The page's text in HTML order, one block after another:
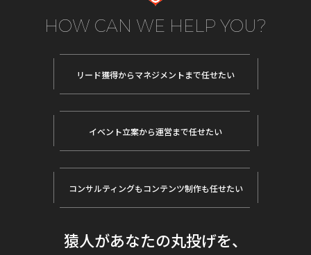
HOW CAN WE HELP YOU?
リード獲得からマネジメントまで任せたい
イベント立案から運営まで任せたい
コンサルティングもコンテンツ制作も任せたい
猿人があなたの丸投げを、